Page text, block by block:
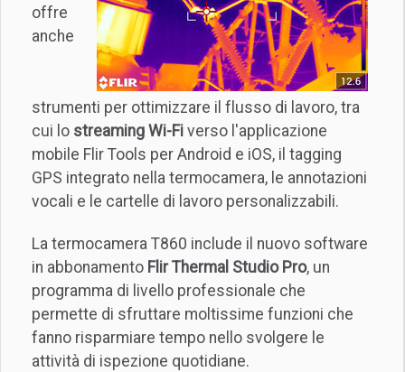
offre
anche
strumenti per ottimizzare il flusso di lavoro, tra
cui lo streaming Wi-Fi verso l'applicazione
mobile Flir Tools per Android e iOS, il tagging
GPS integrato nella termocamera, le annotazioni
vocali e le cartelle di lavoro personalizzabili.
La termocamera T860 include il nuovo software
in abbonamento Flir Thermal Studio Pro, un
programma di livello professionale che
permette di sfruttare moltissime funzioni che
fanno risparmiare tempo nello svolgere le
attività di ispezione quotidiane.